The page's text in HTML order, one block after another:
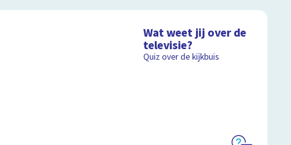
Wat weet jij over de
televisie?
Quiz over de kijkbuis